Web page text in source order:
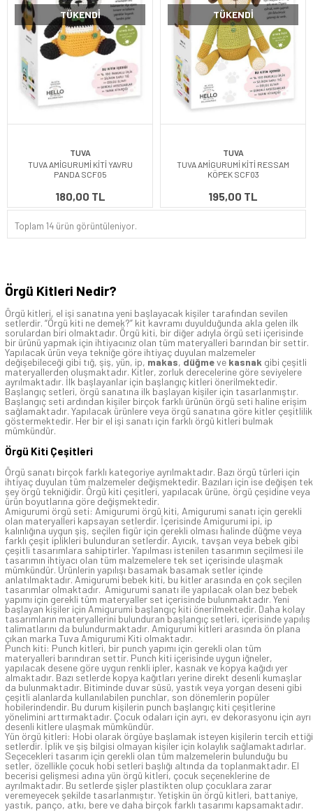
TÜKENDI
TUVA
TUVA AMİGURUMİ KİTİ YAVRU
PANDA SCF05
180,00 TL
TÜKENDI
TUVA
TUVA AMİGURUMİ KİTİ RESSAM
KÖPEK SCF03
195,00 TL
Toplam 14 ürün görüntüleniyor.
Örgü Kitleri Nedir?
Örgü kitleri, el işi sanatına yeni başlayacak kişiler tarafından sevilen
setlerdir. “Örgü kiti ne demek?” kit kavramı duyulduğunda akla gelen ilk
sorulardan biri olmaktadır. Örgü kiti, bir diğer adıyla örgü seti içerisinde
bir ürünü yapmak için ihtiyacınız olan tüm materyalleri barından bir settir.
Yapılacak ürün veya tekniğe göre ihtiyaç duyulan malzemeler
değişebileceği gibi tığ, şiş, yün, ip, makas, düğmeve kasnak gibi çeşitli
materyallerden oluşmaktadır. Kitler, zorluk derecelerine göre seviyelere
ayrılmaktadır. İlk başlayanlar için başlangıç kitleri önerilmektedir.
Başlangıç setleri, örgü sanatına ilk başlayan kişiler için tasarlanmıştır.
Başlangıç seti ardından kişiler birçok farklı ürünün örgü seti haline erişim
sağlamaktadır. Yapılacak ürünlere veya örgü sanatına göre kitler çeşitlilik
göstermektedir. Her bir el işi sanatı için farklı örgü kitleri bulmak
mümkündür.
Örgü Kiti Çeşitleri
Örgü sanatı birçok farklı kategoriye ayrılmaktadır. Bazı örgü türleri için
ihtiyaç duyulan tüm malzemeler değişmektedir. Bazıları için ise değişen tek
şey örgü tekniğidir. Örgü kiti çeşitleri, yapılacak ürüne, örgü çeşidine veya
ürün boyutlarına göre değişmektedir.
Amigurumi örgü seti: Amigurumi örgü kiti, Amigurumi sanatı için gerekli
olan materyalleri kapsayan setlerdir. İçerisinde Amigurumi ipi, ip
kalınlığına uygun şiş, seçilen figür için gerekli olması halinde düğme veya
farklı çeşit iplikleri bulunduran setlerdir. Ayıcık, tavşan veya bebek gibi
çeşitli tasarımlara sahiptirler. Yapılması istenilen tasarımın seçilmesi ile
tasarımın ihtiyacı olan tüm malzemelere tek set içerisinde ulaşmak
mümkündür. Ürünlerin yapılışı basamak basamak setler içinde
anlatılmaktadır. Amigurumi bebek kiti, bu kitler arasında en çok seçilen
tasarımlar olmaktadır. Amigurumi sanatı ile yapılacak olan bez bebek
yapımı için gerekli tüm materyaller set içerisinde bulunmaktadır. Yeni
başlayan kişiler için Amigurumi başlangıç kiti önerilmektedir. Daha kolay
tasarımların materyallerini bulunduran başlangıç setleri, içerisinde yapılış
talimatlarını da bulundurmaktadır. Amigurumi kitleri arasında ön plana
çıkan marka Tuva Amigurumi Kiti olmaktadır.
Punch kiti: Punch kitleri, bir punch yapımı için gerekli olan tüm
materyalleri barındıran settir. Punch kiti içerisinde uygun iğneler,
yapılacak desene göre uygun renkli ipler, kasnak ve kopya kağıdı yer
almaktadır. Bazı setlerde kopya kağıtları yerine direkt desenli kumaşlar
da bulunmaktadır. Bitiminde duvar süsü, yastık veya yorgan deseni gibi
çeşitli alanlarda kullanılabilen punchlar, son dönemlerin popüler
hobilerindendir. Bu durum kişilerin punch başlangıç kiti çeşitlerine
yönelimini arttırmaktadır. Çocuk odaları için ayrı, ev dekorasyonu için ayrı
desenli kitlere ulaşmak mümkündür.
Yün örgü kitleri: Hobi olarak örgüye başlamak isteyen kişilerin tercih ettiği
setlerdir. İplik ve şiş bilgisi olmayan kişiler için kolaylık sağlamaktadırlar.
Seçecekleri tasarım için gerekli olan tüm malzemelerin bulunduğu bu
setler, özellikle çocuk hobi setleri başlığı altında da toplanmaktadır. El
becerisi gelişmesi adına yün örgü kitleri, çocuk seçeneklerine de
ayrılmaktadır. Bu setlerde şişler plastikten olup çocuklara zarar
veremeyecek şekilde tasarlanmıştır. Yetişkin ün örgü kitleri, battaniye,
yastık, panço, atkı, bere ve daha birçok farklı tasarımı kapsamaktadır.